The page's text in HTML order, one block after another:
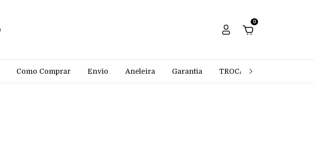
0
Como Comprar Envio Aneleira Garantia TROCAS E DEVOLUÇÕES